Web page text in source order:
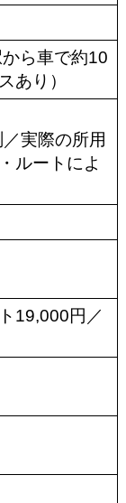
ら車で約10
あり）
実際の所用
ルートによ
19,000円／